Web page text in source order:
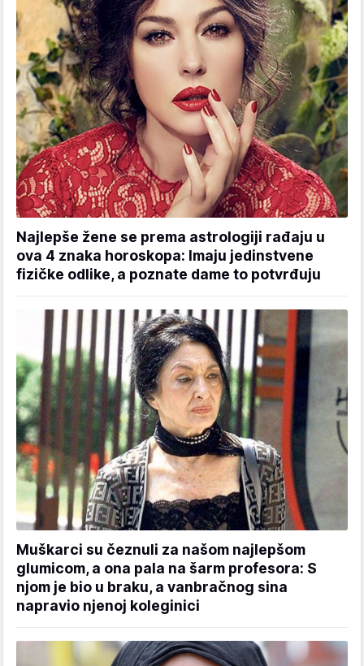
Najlepše žene se prema astrologiji rađaju u
ova 4 znaka horoskopa: Imaju jedinstvene
fizičke odlike, a poznate dame to potvrđuju
Muškarci su čeznuli za našom najlepšom
glumicom, a ona pala na šarm profesora: S
njom je bio u braku, a vanbračnog sina
napravio njenoj koleginici